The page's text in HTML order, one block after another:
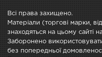
Всі права захищено.
Матеріали (торгові марки,
знаходяться на цьому сайті
Заборонено
без попередньої